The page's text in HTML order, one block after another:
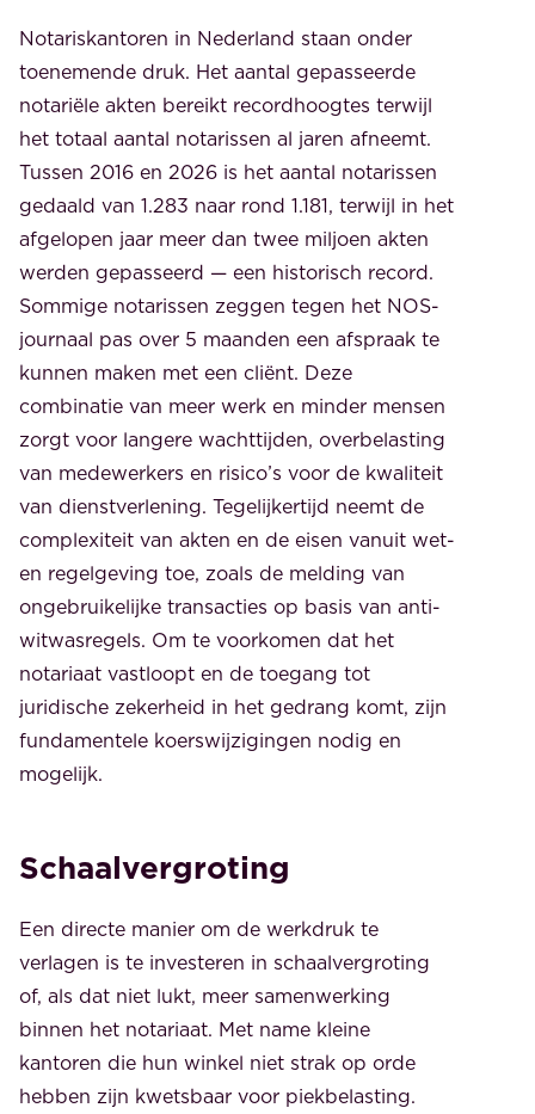
Notariskantoren in Nederland staan onder
toenemende druk. Het aantal gepasseerde
notariële akten bereikt recordhoogtes terwijl
het totaal aantal notarissen al jaren afneemt.
Tussen 2016 en 2026 is het aantal notarissen
gedaald van 1.283 naar rond 1.181, terwijl in het
afgelopen jaar meer dan twee miljoen akten
werden gepasseerd — een historisch record.
Sommige notarissen zeggen tegen het NOS-
journaal pas over 5 maanden een afspraak te
kunnen maken met een cliënt. Deze
combinatie van meer werk en minder mensen
zorgt voor langere wachttijden, overbelasting
van medewerkers en risico’s voor de kwaliteit
van dienstverlening. Tegelijkertijd neemt de
complexiteit van akten en de eisen vanuit wet-
en regelgeving toe, zoals de melding van
ongebruikelijke transacties op basis van anti-
witwasregels. Om te voorkomen dat het
notariaat vastloopt en de toegang tot
juridische zekerheid in het gedrang komt, zijn
fundamentele koerswijzigingen nodig en
mogelijk.
Schaalvergroting
Een directe manier om de werkdruk te
verlagen is te investeren in schaalvergroting
of, als dat niet lukt, meer samenwerking
binnen het notariaat. Met name kleine
kantoren die hun winkel niet strak op orde
hebben zijn kwetsbaar voor piekbelasting.